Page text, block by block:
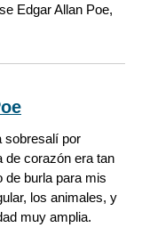
Edgar Allan Poe,
sobresalí por
de corazón era tan
de burla para mis
los animales, y
muy amplia.